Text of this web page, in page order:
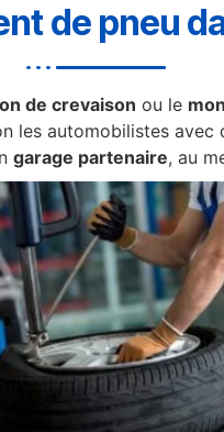
de pneu
de crevaison ou le
les automobilistes
garage partenaire, au